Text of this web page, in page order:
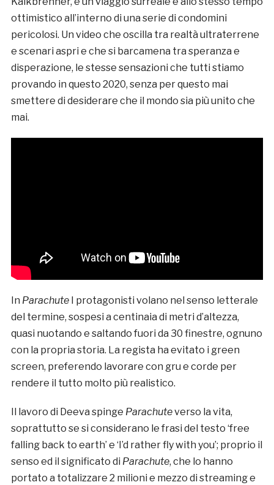
ottimistico all’interno di una serie di condomini
pericolosi. Un video che oscilla tra realtà ultraterrene
e scenari aspri e che si barcamena tra speranza e
disperazione, le stesse sensazioni che tutti stiamo
provando in questo 2020, senza per questo mai
smettere di desiderare che il mondo sia più unito che
mai.
In ParachuteI protagonisti volano nel senso letterale
del termine, sospesi a centinaia di metri d’altezza,
quasi nuotando e saltando fuori da 30 finestre, ognuno
con la propria storia. La regista ha evitato i green
screen, preferendo lavorare con gru e corde per
rendere il tutto molto più realistico.
Il lavoro di Deeva spinge Parachuteverso la vita,
soprattutto se si considerano le frasi del testo ‘free
falling back to earth’ e ‘I’d rather fly with you’; proprio il
senso ed il significato di Parachute, che lo hanno
portato a totalizzare 2 milioni e mezzo di streaming e